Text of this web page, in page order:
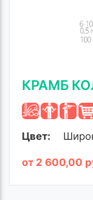
КРАМБ
Цвет:
от 2 600,00